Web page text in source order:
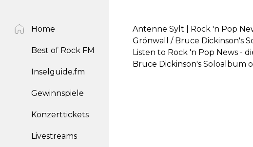
Home
Best of Rock FM
Inselguide.fm
Gewinnspiele
Konzerttickets
Livestreams
Antenne Sylt | Rock 'n Pop
Grönwall / Bruce Dickinson's
Listen to Rock 'n Pop News -
Bruce Dickinson's Soloalbum